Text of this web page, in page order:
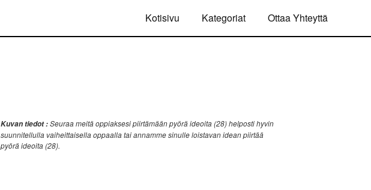
Kotisivu Kategoriat Ottaa Yhteyttä
Kuvan tiedot :Seuraa meitä oppiaksesi piirtämään pyörä ideoita (28) helposti hyvin
suunnitellulla vaiheittaisella oppaalla tai annamme sinulle loistavan idean piirtää
pyörä ideoita (28).